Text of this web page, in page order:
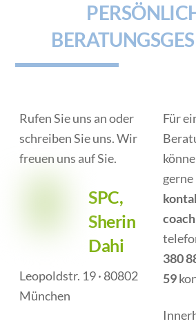
Rufen Sie uns an oder
schreiben Sie uns. Wir
freuen uns auf Sie.
SPC,
Sherin
Dahi
Leopoldstr. 19 · 80802
München
Für
380
59